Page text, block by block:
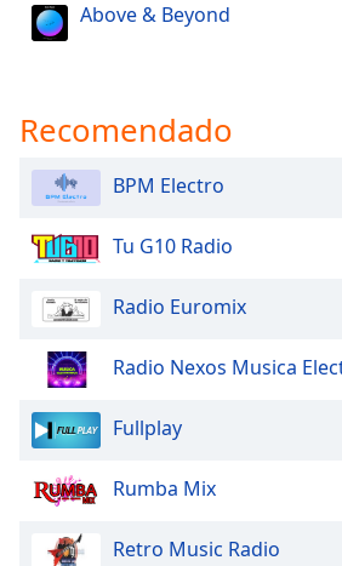
Above & Beyond
Recomendado
BPM Electro
Tu G10 Radio
Radio Euromix
Radio Nexos Musica
Fullplay
Rumba Mix
Retro Music Radio